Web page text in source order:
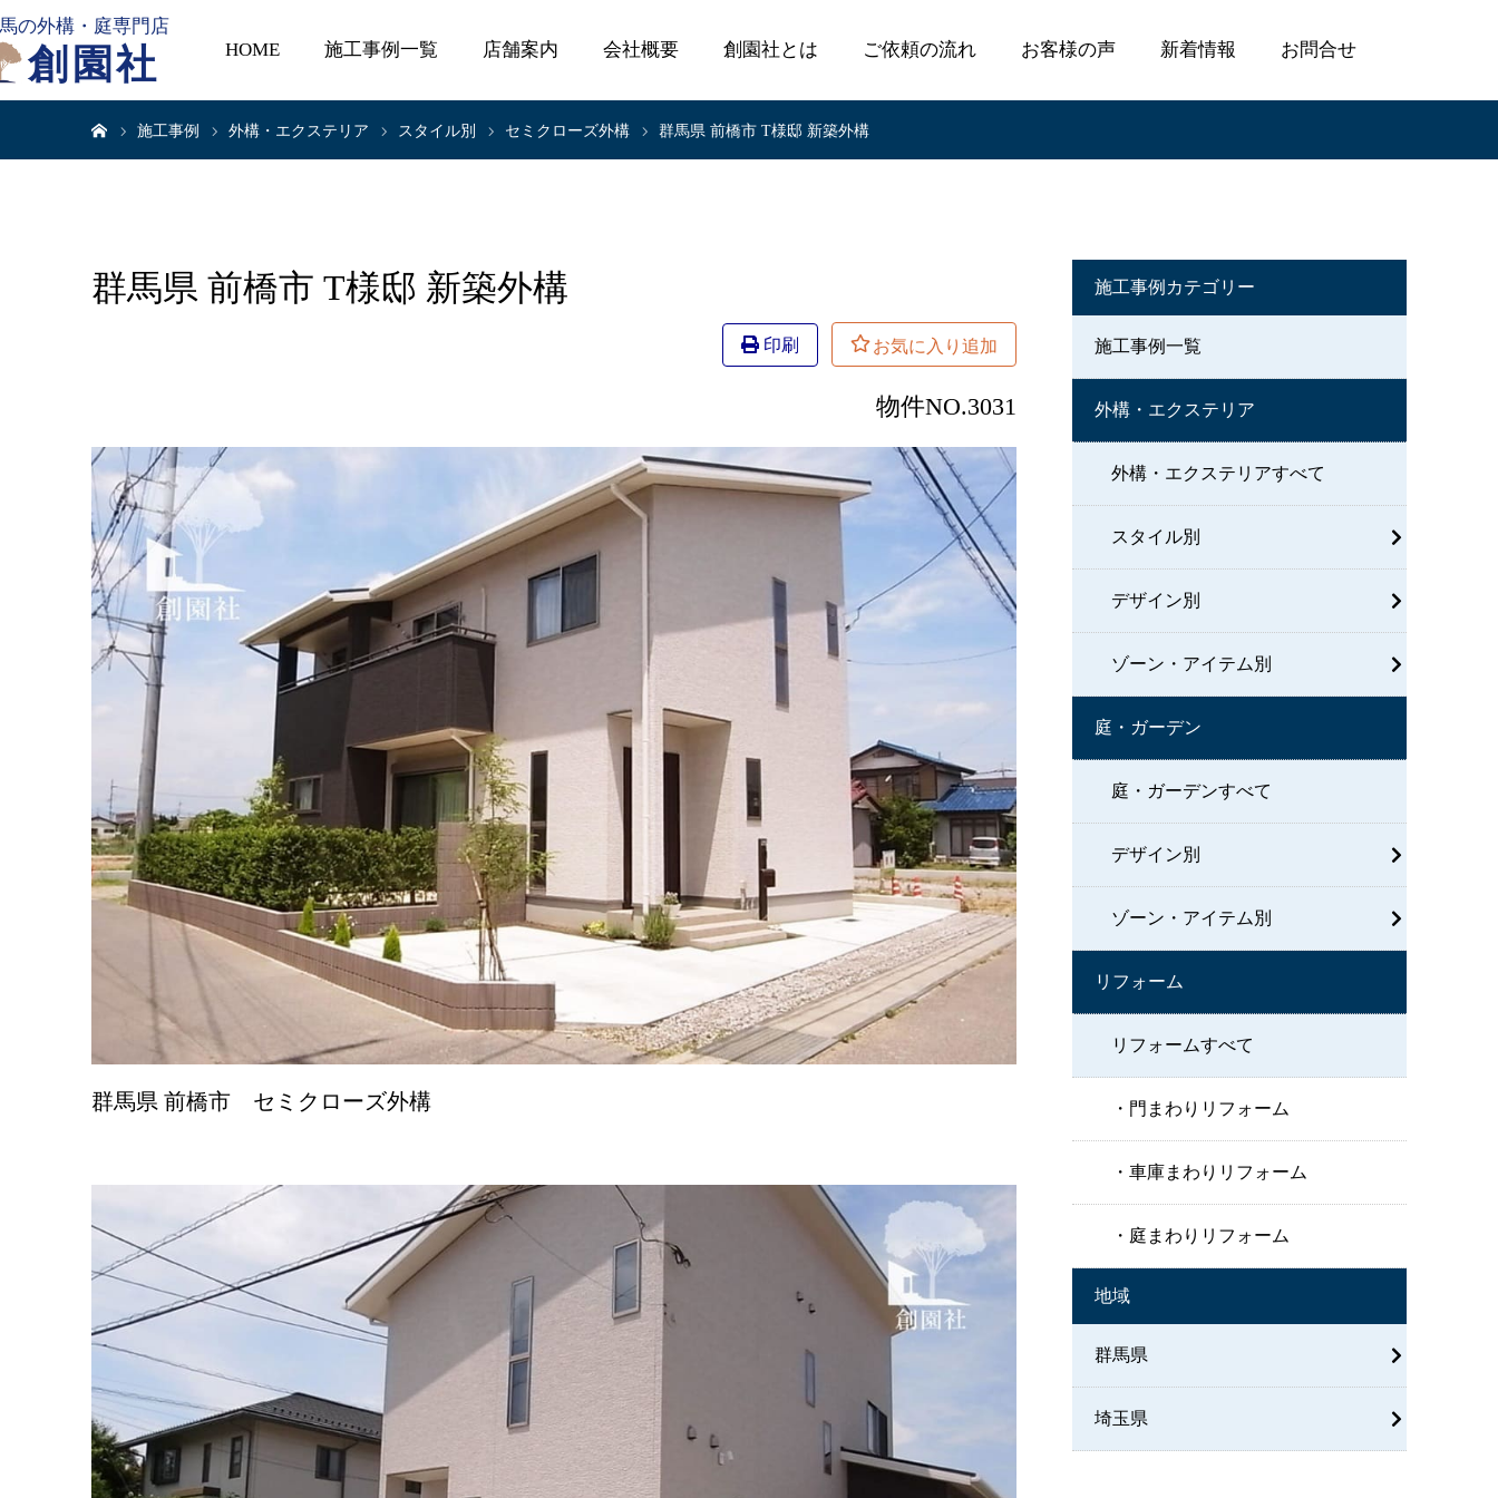
の外構・庭専門店
創園社 HOME 施工事例一覧 店舗案内 会社概要 創園社とは ご依頼の流れ お客様の声 新着情報 お問合せ
施工事例 外構・エクステリア スタイル別 セミクローズ外構 群馬県 前橋市 T様邸 新築外構
群馬県 前橋市 T様邸 新築外構
印刷
物件NO.3031
群馬県 前橋市 セミクローズ外構
施工事例カテゴリー
施工事例一覧
外構・エクステリア
外構・エクステリアすべて
スタイル別
デザイン別
ゾーン・アイテム別
庭・ガーデン
庭・ガーデンすべて
デザイン別
ゾーン・アイテム別
リフォーム
リフォームすべて
門まわりリフォーム
車庫まわりリフォーム
庭まわりリフォーム
地域
群馬県
埼玉県